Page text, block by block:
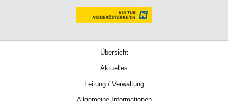
Übersicht
Aktuelles
Leitung / Verwaltung